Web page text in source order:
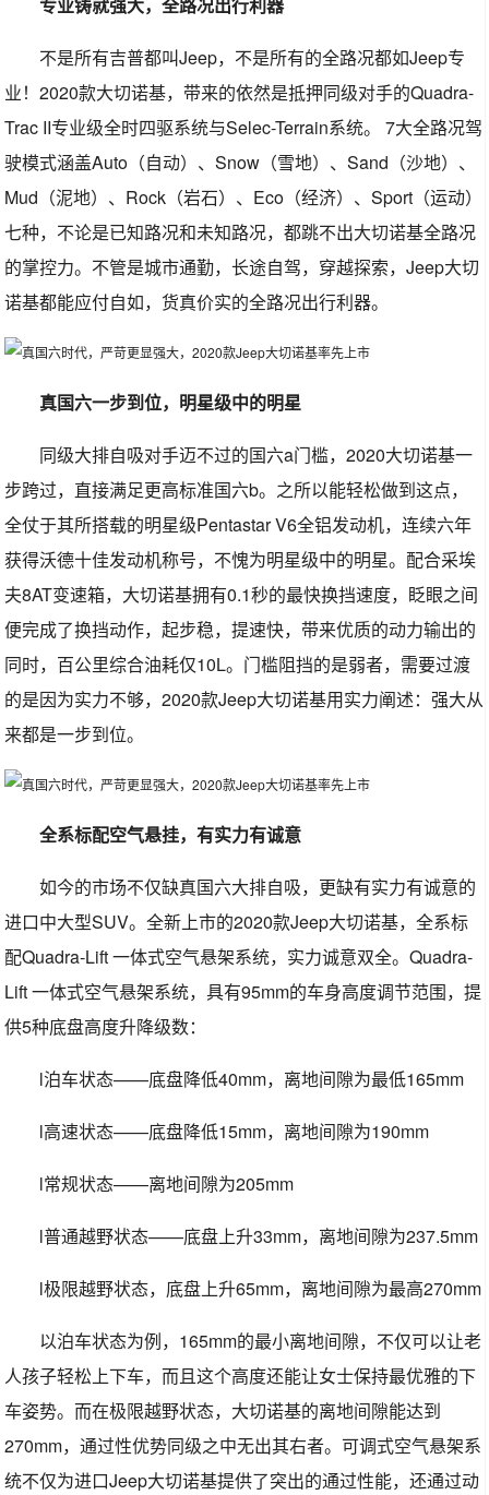
不是所有吉普都叫Jeep，不是所有的全路况都如Jeep专
业！2020款大切诺基，带来的依然是抵押同级对手的Quadra-
Trac II专业级全时四驱系统与Selec-Terrain系统。 7大全路况驾
驶模式涵盖Auto（自动）、Snow（雪地）、Sand（沙地）、
Mud（泥地）、Rock（岩石）、Eco（经济）、Sport（运动）
七种，不论是已知路况和未知路况，都跳不出大切诺基全路况
的掌控力。不管是城市通勤，长途自驾，穿越探索，Jeep大切
诺基都能应付自如，货真价实的全路况出行利器。
真国六一步到位，明星级中的明星
同级大排自吸对手迈不过的国六a门槛，2020大切诺基一
步跨过，直接满足更高标准国六b。之所以能轻松做到这点，
全仗于其所搭载的明星级Pentastar V6全铝发动机，连续六年
获得沃德十佳发动机称号，不愧为明星级中的明星。配合采埃
夫8AT变速箱，大切诺基拥有0.1秒的最快换挡速度，眨眼之间
便完成了换挡动作，起步稳，提速快，带来优质的动力输出的
同时，百公里综合油耗仅10L。门槛阻挡的是弱者，需要过渡
的是因为实力不够，2020款Jeep大切诺基用实力阐述：强大从
来都是一步到位。
全系标配空气悬挂，有实力有诚意
如今的市场不仅缺真国六大排自吸，更缺有实力有诚意的
进口中大型SUV。全新上市的2020款Jeep大切诺基，全系标
配Quadra-Lift 一体式空气悬架系统，实力诚意双全。Quadra-
Lift 一体式空气悬架系统，具有95mm的车身高度调节范围，提
供5种底盘高度升降级数：
l泊车状态——底盘降低40mm，离地间隙为最低165mm
l高速状态——底盘降低15mm，离地间隙为190mm
l常规状态——离地间隙为205mm
l普通越野状态——底盘上升33mm，离地间隙为237.5mm
l极限越野状态，底盘上升65mm，离地间隙为最高270mm
以泊车状态为例，165mm的最小离地间隙，不仅可以让老
人孩子轻松上下车，而且这个高度还能让女士保持最优雅的下
车姿势。而在极限越野状态，大切诺基的离地间隙能达到
270mm，通过性优势同级之中无出其右者。可调式空气悬架系
统不仅为进口Jeep大切诺基提供了突出的通过性能，还通过动